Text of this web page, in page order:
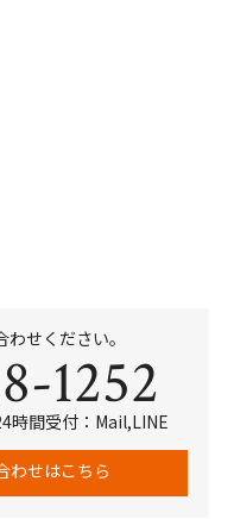
せください。
1252
時間受付：Mail,LINE
わせはこちら